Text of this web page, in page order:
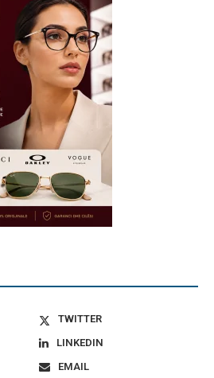
TWITTER
LINKEDIN
EMAIL